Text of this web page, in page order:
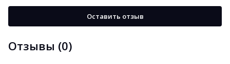
Отзывы (0)
Оставить отзыв